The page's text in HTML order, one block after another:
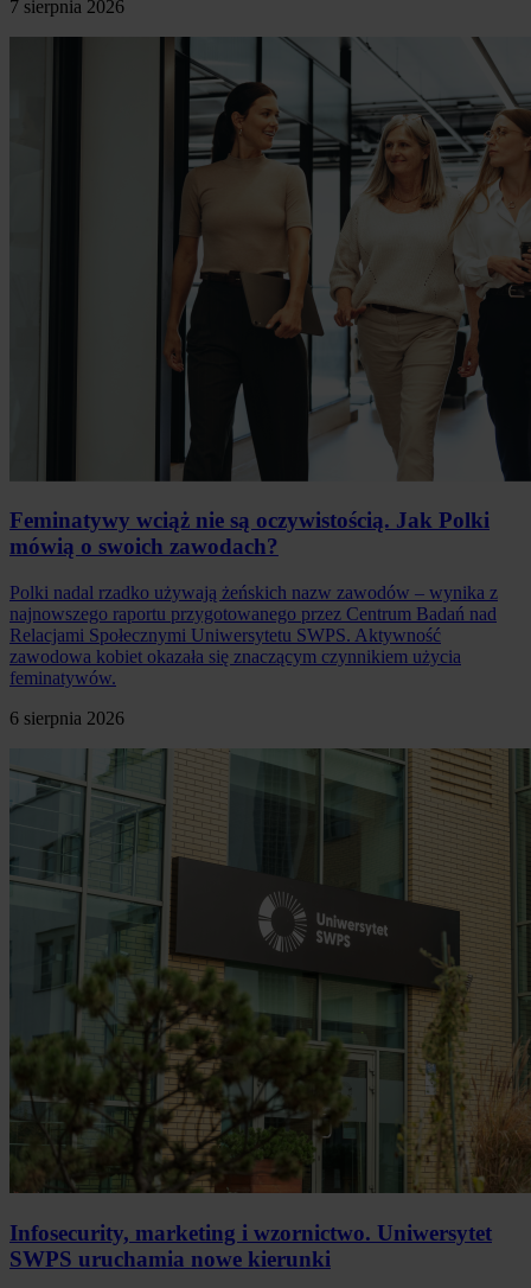
7 sierpnia 2026
Feminatywy wciąż nie są oczywistością. Jak Polki
mówią o swoich zawodach?
Polki nadal rzadko używają żeńskich nazw zawodów – wynika z
najnowszego raportu przygotowanego przez Centrum Badań nad
Relacjami Społecznymi Uniwersytetu SWPS. Aktywność
zawodowa kobiet okazała się znaczącym czynnikiem użycia
feminatywów.
6 sierpnia 2026
Infosecurity, marketing i wzornictwo. Uniwersytet
SWPS uruchamia nowe kierunki